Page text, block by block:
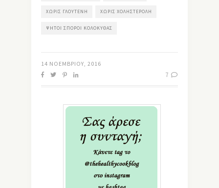
ΧΩΡΊΣ ΓΛΟΥΤΈΝΗ ΧΩΡΊΣ ΧΟΛΗΣΤΕΡΌΛΗ
ΨΗΤΟΊ ΣΠΌΡΟΙ ΚΟΛΟΚΎΘΑΣ
14 ΝΟΕΜΒΡΊΟΥ, 2016
7